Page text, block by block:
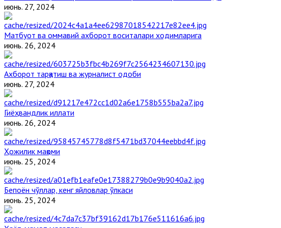
июнь. 27, 2024
Матбуот ва оммавий ахборот воситалари ходимларига
июнь. 26, 2024
Ахборот тарқатиш ва журналист одоби
июнь. 27, 2024
Гиёҳвандлик иллати
июнь. 26, 2024
Ҳожилик мақоми
июнь. 25, 2024
Бепоён чўллар, кенг яйловлар ўлкаси
июнь. 25, 2024